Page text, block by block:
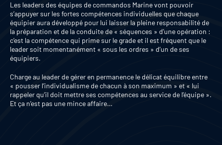
Les leaders des équipes de commandos Marine vont pouvoir
s’appuyer sur les fortes compétences individuelles que chaque
équipier aura développé pour lui laisser la pleine responsabilité de
la préparation et de la conduite de « séquences » d’une opération :
c’est la compétence qui prime sur le grade et il est fréquent que le
leader soit momentanément « sous les ordres » d’un de ses
équipiers.
Charge au leader de gérer en permanence le délicat équilibre entre
« pousser l’individualisme de chacun à son maximum » et « lui
rappeler qu’il doit mettre ses compétences au service de l’équipe ».
Et ça n’est pas une mince affaire…